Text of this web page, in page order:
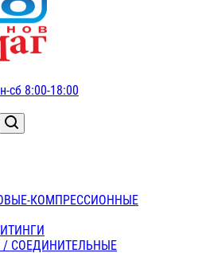
сб 8:00-18:00
КОМПРЕССИОННЫЕ
СОЕДИНИТЕЛЬНЫЕ